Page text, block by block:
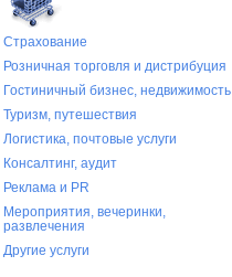
Страхование
Розничная торговля и дистрибуция
Гостиничный бизнес, недвижимость
Туризм, путешествия
Логистика, почтовые услуги
Консалтинг, аудит
Реклама и PR
Мероприятия, вечеринки,
развлечения
Другие услуги